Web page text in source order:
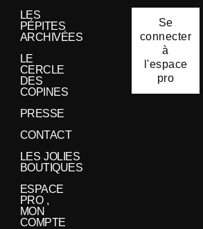
LES
PÉPITES
ARCHIVÉES
LE
CERCLE
DES
COPINES
PRESSE
CONTACT
LES JOLIES
BOUTIQUES
ESPACE
PRO ,
MON
COMPTE
Se
connecter
à
l'espace
pro